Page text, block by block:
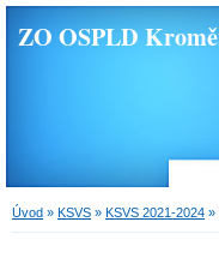
ZO OSPLD
Úvod » KSVS » KSVS 2021-2024 »